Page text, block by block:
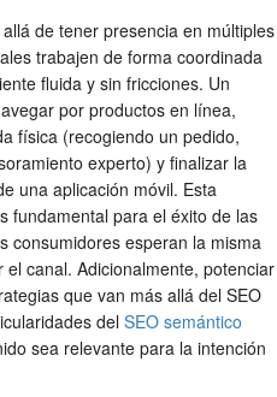
de tener presencia en múltiples
trabajen de forma coordinada
fluida y sin fricciones. Un
por productos en línea,
física (recogiendo un pedido,
experto) y finalizar la
una aplicación móvil. Esta
fundamental para el éxito de las
consumidores esperan la misma
canal. Adicionalmente, potenciar
que van más allá del SEO
del SEO semántico
sea relevante para la intención